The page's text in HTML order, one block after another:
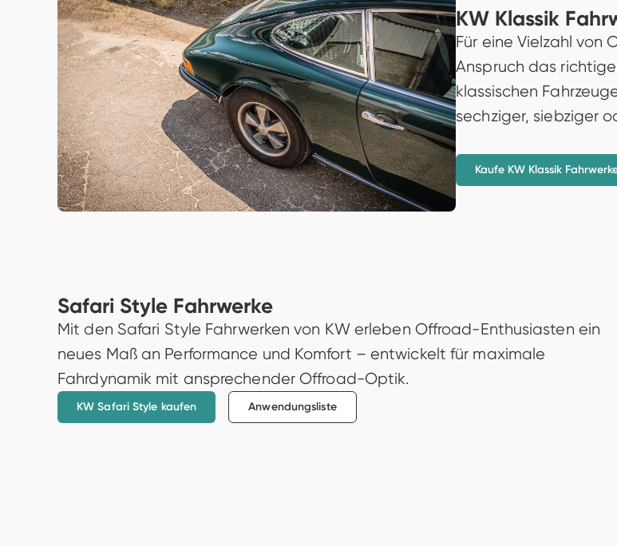
KW Klassik
Für eine Vielzahl von
Anspruch das
klassischen
sechziger, siebziger
Kaufe KW Klassik
Safari Style Fahrwerke
Mit den Safari Style Fahrwerken von KW erleben Offroad-Enthusiasten ein
neues Maß an Performance und Komfort – entwickelt für maximale
Fahrdynamik mit ansprechender Offroad-Optik.
KW Safari Style kaufen Anwendungsliste